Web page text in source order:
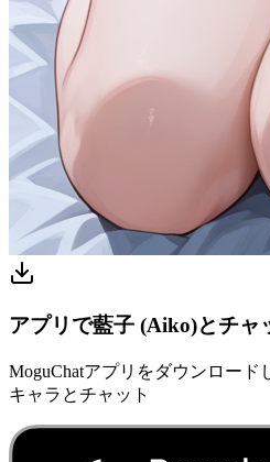
アプリで藍子 (Aiko)とチャ
MoguChatアプリをダウンロー
キャラとチャット